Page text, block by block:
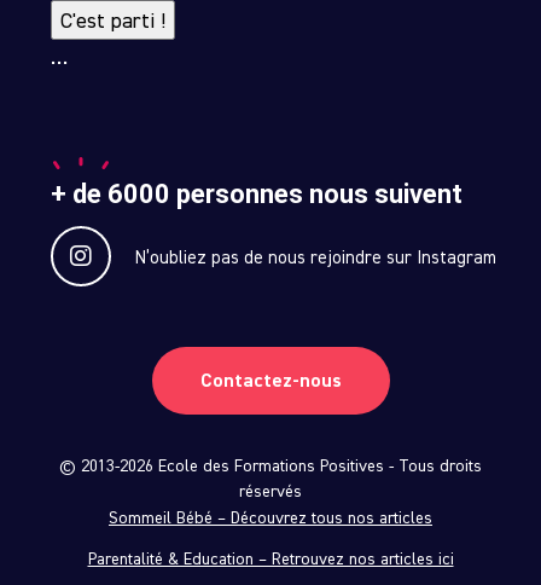
C'est parti !
…
+ de 6000 personnes nous suivent
N’oubliez pas de nous rejoindre sur Instagram
Contactez-nous
© 2013-2026 Ecole des Formations Positives - Tous droits
réservés
Sommeil Bébé – Découvrez tous nos articles
Parentalité & Education – Retrouvez nos articles ici